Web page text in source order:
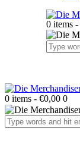
0 items -
0 items - €0,00 0